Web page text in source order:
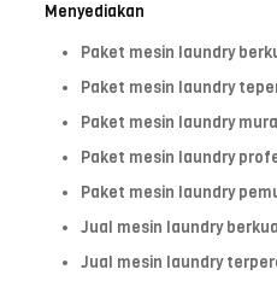
Menyediakan
Paket mesin laundry
Paket mesin laundry
Paket mesin laundry
Paket mesin laundry
Paket mesin laundry
Jual mesin laundry
Jual mesin laundry